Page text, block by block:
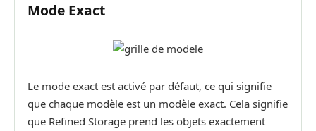
Mode Exact
Le mode exact est activé par défaut, ce qui signifie
que chaque modèle est un modèle exact. Cela signifie
que Refined Storage prend les objets exactement